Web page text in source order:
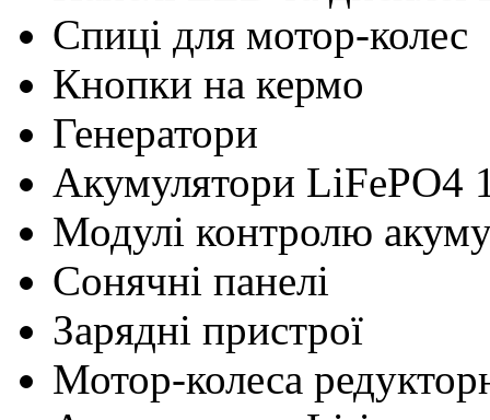
Cпиці для мотор-колес
Кнопки на кермо
Генератори
Акумулятори LiFePO4
Модулі контролю
Сонячні панелі
Зарядні пристрої
Мотор-колеса